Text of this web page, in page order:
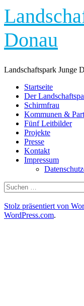
Donau
Landschaftspark Junge
Inhalt
springen
Startseite
Der
Schirmfrau
Kommunen &
Fünf Leitbilder
Projekte
Presse
Kontakt
Impressum
Suchen
nach:
Stolz präsentiert von
WordPress.com.